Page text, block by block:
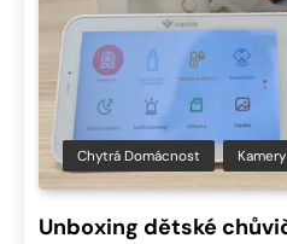
Chytrá Domácnost Kamery
Unboxing dětské